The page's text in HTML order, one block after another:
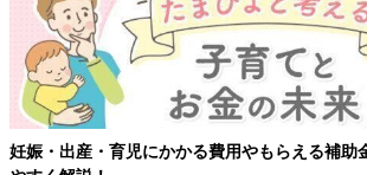
かかる費用やもらえる補助金・助成金をわかり